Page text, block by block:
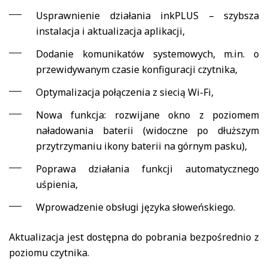
Usprawnienie działania inkPLUS – szybsza
instalacja i aktualizacja aplikacji,
Dodanie komunikatów systemowych, m.in. o
przewidywanym czasie konfiguracji czytnika,
Optymalizacja połączenia z siecią Wi-Fi,
Nowa funkcja: rozwijane okno z poziomem
naładowania baterii (widoczne po dłuższym
przytrzymaniu ikony baterii na górnym pasku),
Poprawa działania funkcji automatycznego
uśpienia,
Wprowadzenie obsługi języka słoweńskiego.
Aktualizacja jest dostępna do pobrania bezpośrednio z
poziomu czytnika.